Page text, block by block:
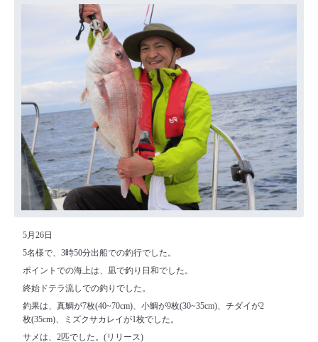
5月26日
5名様で、3時50分出船での釣行でした。
ポイントでの海上は、凪で釣り日和でした。
終始ドテラ流しでの釣りでした。
釣果は、真鯛が7枚(40~70cm)、小鯛が9枚(30~35cm)、チダイが2
枚(35cm)、ミズクサカレイが1枚でした。
サメは、2匹でした。(リリース)